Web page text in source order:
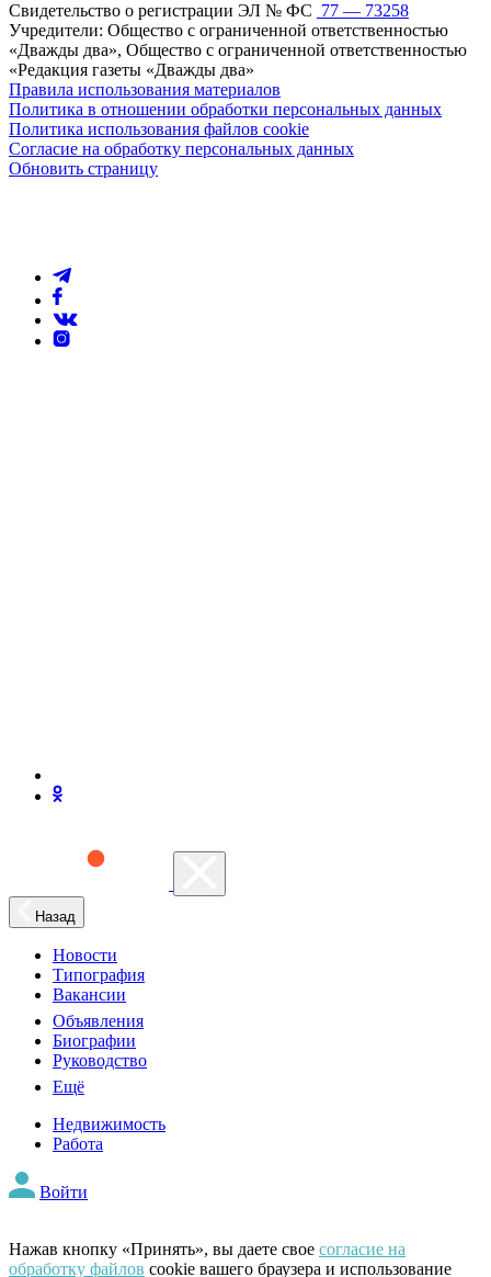
Свидетельство о регистрации ЭЛ № ФС 77 — 73258
Учредители: Общество с ограниченной ответственностью
«Дважды два», Общество с ограниченной ответственностью
«Редакция газеты «Дважды два»
Правила использования материалов
Политика в отношении обработки персональных данных
Политика использования файлов cookie
Согласие на обработку персональных данных
Обновить страницу
Назад
Новости
Типография
Вакансии
Объявления
Биографии
Руководство
Ещё
Недвижимость
Работа
Войти
Нажав кнопку «Принять», вы даете свое согласие на
обработку файлов cookie вашего браузера и использование